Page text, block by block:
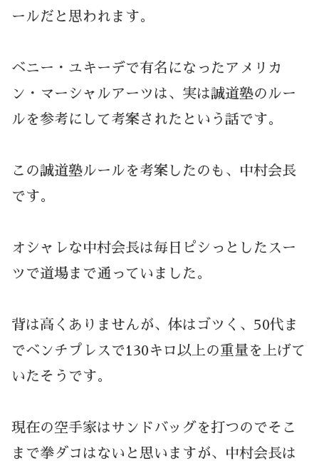
ールだと思われます。
ベニー・ユキーデで有名になったアメリカ
ン・マーシャルアーツは、実は誠道塾のルー
ルを参考にして考案されたという話です。
この誠道塾ルールを考案したのも、中村会長
です。
オシャレな中村会長は毎日ピシっとしたスー
ツで道場まで通っていました。
背は高くありませんが、体はゴツく、50代ま
でベンチプレスで130キロ以上の重量を上げて
いたそうです。
現在の空手家はサンドバッグを打つのでそこ
まで拳ダコはないと思いますが、中村会長は